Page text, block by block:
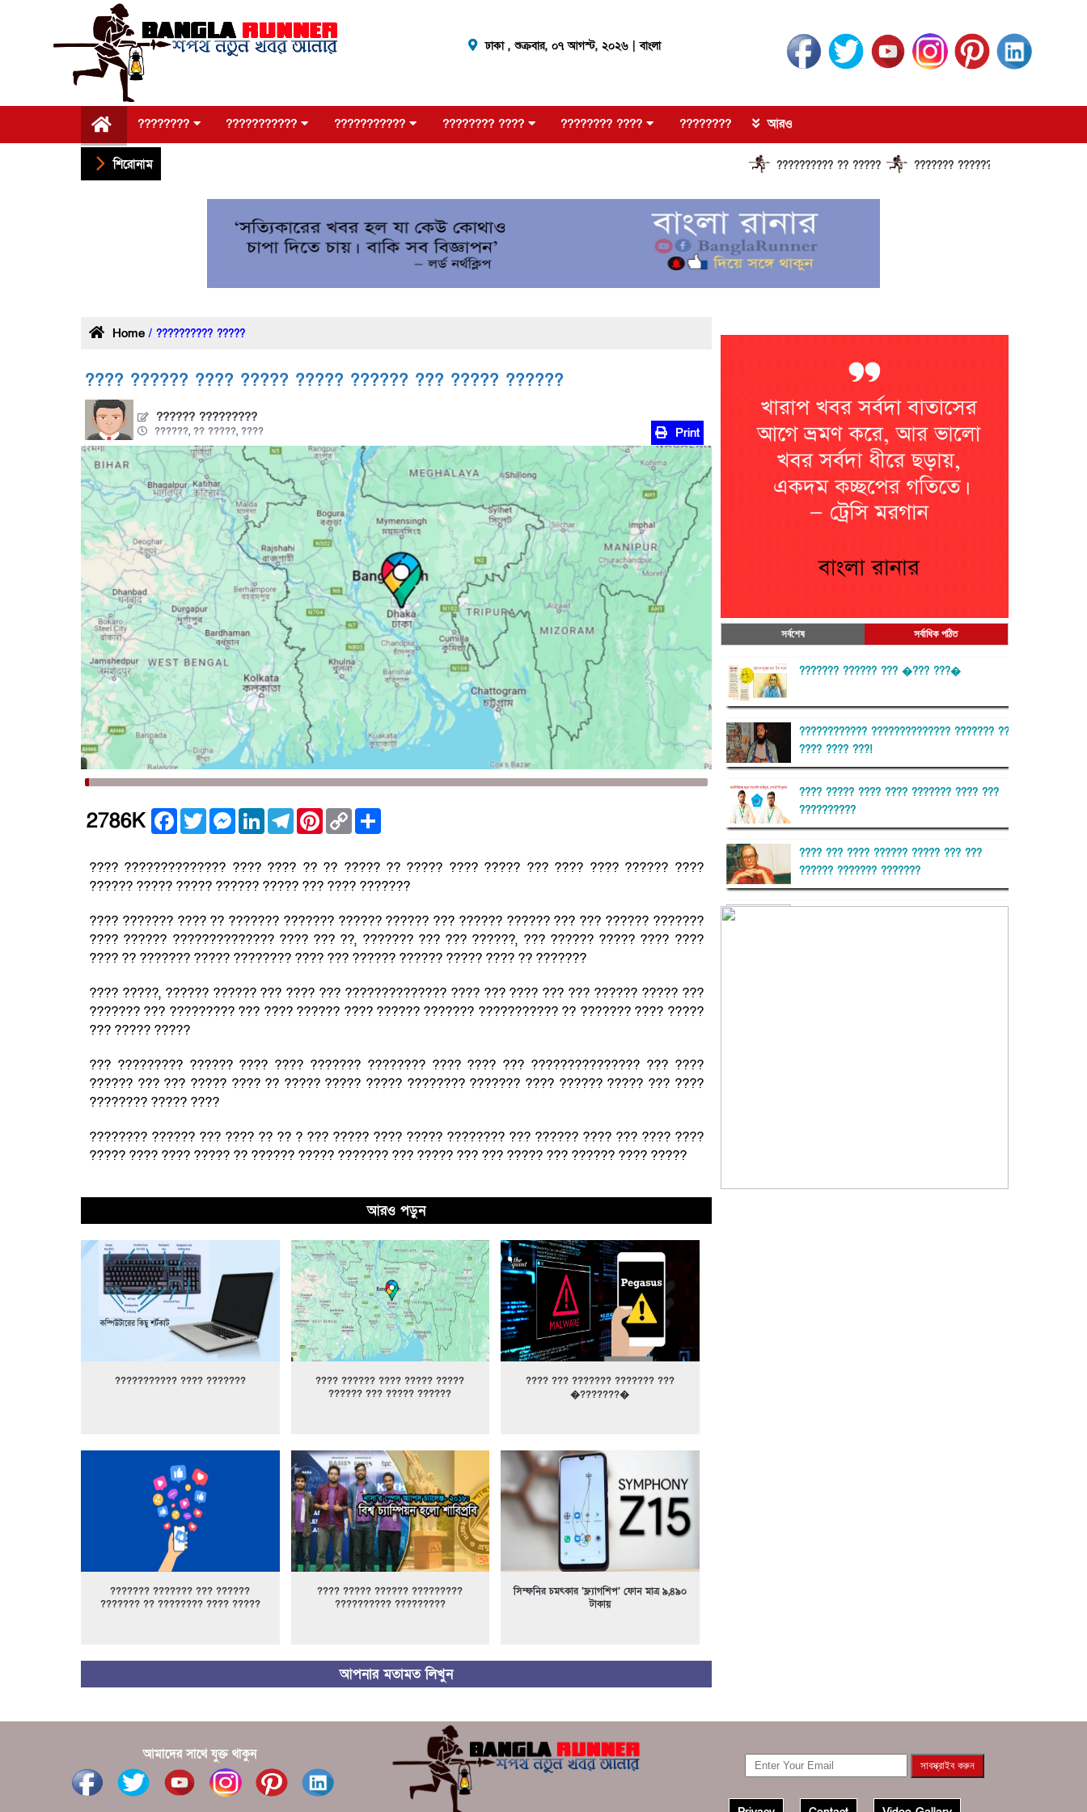
ঢাকা , শুক্রবার, ০৭ আগস্ট, ২০২৬| বাংলা
???????? ??????????? ??????????? ???????? ???? ???????? ???? ???????? আরও
শিরোনাম ?????????? ?? ????? ??????? ?????????????? ??????
Home / ?????????? ?????
???? ?????? ???? ????? ????? ?????? ??? ????? ??????
?????? ?????????
??????, ?? ?????, ???? Print
2786K Facebook
TwitterMessenger
LinkedInTelegramPinterest
Copy
Link
???? ?????????????? ???? ???? ?? ?? ????? ?? ????? ???? ????? ??? ???? ???? ?????? ????
?????? ????? ????? ?????? ????? ??? ???? ???????
???? ??????? ???? ?? ??????? ??????? ?????? ?????? ??? ?????? ?????? ??? ??? ?????? ???????
???? ?????? ?????????????? ???? ??? ??, ??????? ??? ??? ??????, ??? ?????? ????? ???? ????
???? ?? ??????? ????? ???????? ???? ??? ?????? ?????? ????? ???? ?? ???????
???? ?????, ?????? ?????? ??? ???? ??? ?????????????? ???? ??? ???? ??? ??? ?????? ????? ???
??????? ??? ????????? ??? ???? ?????? ???? ?????? ??????? ??????????? ?? ??????? ???? ?????
??? ????? ?????
??? ????????? ?????? ???? ???? ??????? ???????? ???? ???? ??? ??????????????? ??? ????
?????? ??? ??? ????? ???? ?? ????? ????? ????? ???????? ??????? ???? ?????? ????? ??? ????
???????? ????? ????
???????? ?????? ??? ???? ?? ?? ? ??? ????? ???? ????? ???????? ??? ?????? ???? ??? ???? ????
????? ???? ???? ????? ?? ?????? ????? ??????? ??? ????? ??? ??? ????? ??? ?????? ???? ?????
আরও পড়ুন
??????????? ???? ???????
???? ?????? ???? ????? ?????
?????? ??? ????? ??????
???? ??? ??????? ??????? ???
�???????�
??????? ??????? ??? ??????
??????? ?? ???????? ???? ?????
???? ????? ?????? ?????????
?????????? ?????????
সিম্ফনির চমৎকার ‘ফ্ল্যাগশিপ’ ফোন মাত্র ৯,৪৯০
টাকায়
আপনার মতামত লিখুন
সর্বশেষ সর্বাধিক পঠিত
??????? ?????? ??? �??? ???�
???????????? ?????????????? ??????? ??
???? ???? ???!
???? ????? ???? ???? ??????? ???? ???
??????????
???? ??? ???? ?????? ????? ??? ???
?????? ??????? ???????
???? ??? ?????
আমাদের সাথে যুক্ত থাকুন